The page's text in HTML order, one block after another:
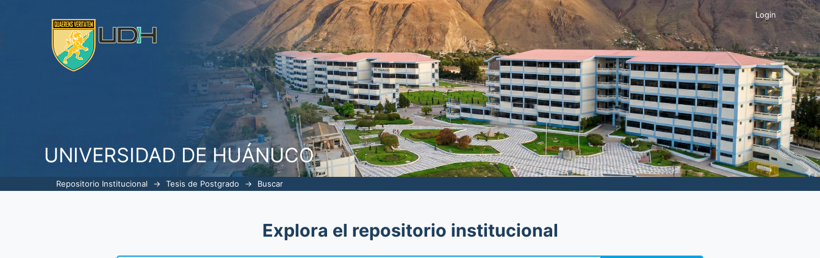
UNIVERSIDAD DE HUÁNUCO
Login
Repositorio Institucional → Tesis de Postgrado → Buscar
Explora el repositorio institucional